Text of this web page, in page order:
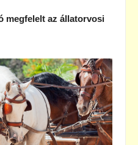
megfelelt az állatorvosi